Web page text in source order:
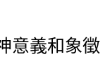
意義和象徵